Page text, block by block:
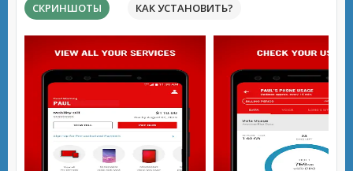
СКРИНШОТЫ КАК УСТАНОВИТЬ?